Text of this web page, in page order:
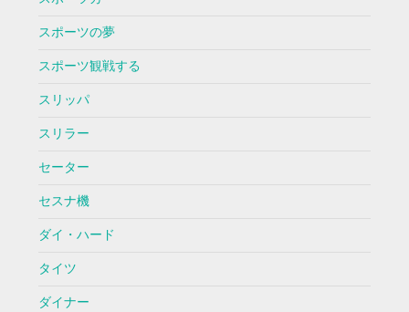
スポーツの夢
スポーツ観戦する
スリッパ
スリラー
セーター
セスナ機
ダイ・ハード
タイツ
ダイナー